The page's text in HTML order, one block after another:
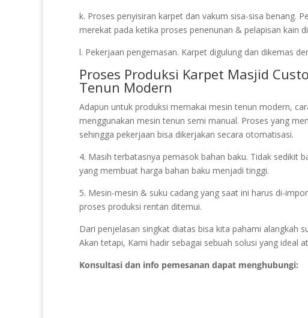
k. Proses penyisiran karpet dan vakum sisa-sisa benang.
merekat pada ketika proses penenunan & pelapisan kain
l. Pekerjaan pengemasan. Karpet digulung dan dikemas
Proses Produksi Karpet Masjid
Tenun Modern
Adapun untuk produksi memakai mesin tenun modern,
menggunakan mesin tenun semi manual. Proses yang
sehingga pekerjaan bisa dikerjakan secara otomatisasi.
4. Masih terbatasnya pemasok bahan baku. Tidak sedikit
yang membuat harga bahan baku menjadi tinggi.
5. Mesin-mesin & suku cadang yang saat ini harus di-
proses produksi rentan ditemui.
Dari penjelasan singkat diatas bisa kita pahami alangkah
Akan tetapi, Kami hadir sebagai sebuah solusi yang ideal
Konsultasi dan info pemesanan dapat menghubungi: